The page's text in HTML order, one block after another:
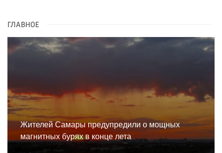
ГЛАВНОЕ
Жителей Самары предупредили о мощных
магнитных бурях в конце лета